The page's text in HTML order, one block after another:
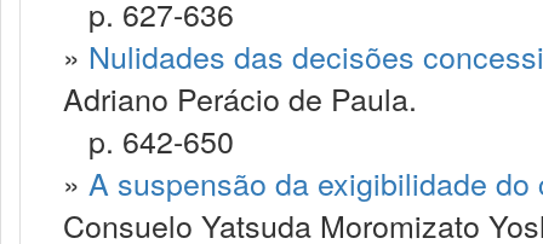
p. 627-636
» Nulidades das decisões
Adriano Perácio de Paula.
p. 642-650
» A suspensão da exigibilidade
Consuelo Yatsuda Moromizato